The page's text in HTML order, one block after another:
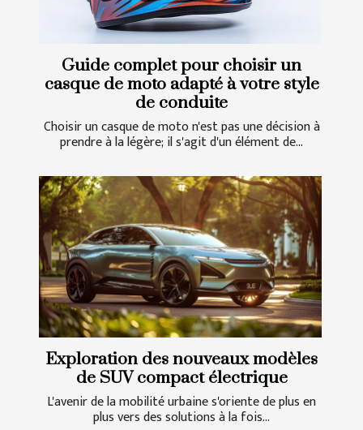
Guide complet pour choisir un
casque de moto adapté à votre style
de conduite
Choisir un casque de moto n'est pas une décision à
prendre à la légère; il s'agit d'un élément de...
Exploration des nouveaux modèles
de SUV compact électrique
L'avenir de la mobilité urbaine s'oriente de plus en
plus vers des solutions à la fois...